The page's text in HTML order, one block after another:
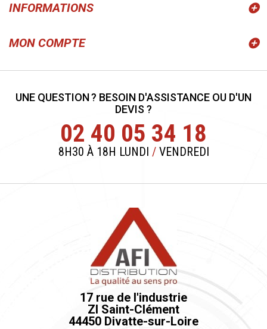
INFORMATIONS
MON COMPTE
UNE QUESTION ? BESOIN D'ASSISTANCE OU D'UN
DEVIS ?
02 40 05 34 18
8H30 À 18H LUNDI /VENDREDI
17 rue de l'industrie
ZI Saint-Clément
44450 Divatte-sur-Loire